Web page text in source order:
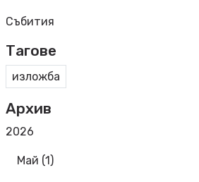
Събития
Тагове
изложба
Архив
2026
Май (1)